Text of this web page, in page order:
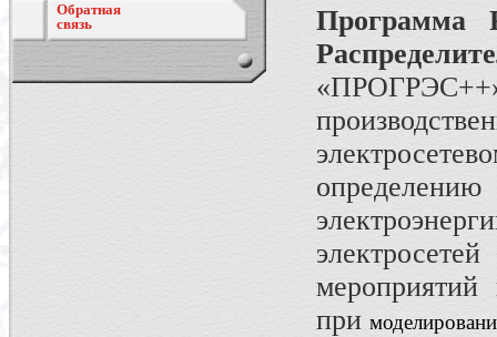
Обратная
связь
Программа
при